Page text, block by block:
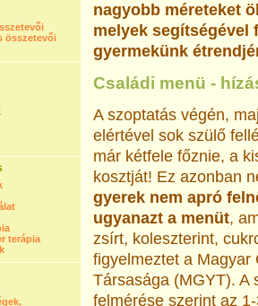
összetevői
terápia
nagyobb méreteket
melyek segítségével
gyermekünk
Családi menü -
A szoptatás végén,
elértével sok szülő
már kétfele főznie, a
kosztját! Ez azonban
gyerek nem apró
ugyanazt a menüt,
zsírt, koleszterint,
figyelmeztet a Magyar
Társasága (MGYT). A
felmérése szerint az